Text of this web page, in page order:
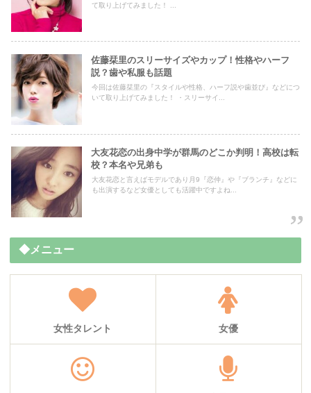
て取り上げてみました！ ...
佐藤栞里のスリーサイズやカップ！性格やハーフ
説？歯や私服も話題
今回は佐藤栞里の『スタイルや性格、ハーフ説や歯並び』などにつ
いて取り上げてみました！ ・スリーサイ...
大友花恋の出身中学が群馬のどこか判明！高校は転
校？本名や兄弟も
大友花恋と言えばモデルであり月9『恋仲』や『ブランチ』などに
も出演するなど女優としても活躍中ですよね...
◆メニュー
女性タレント 女優